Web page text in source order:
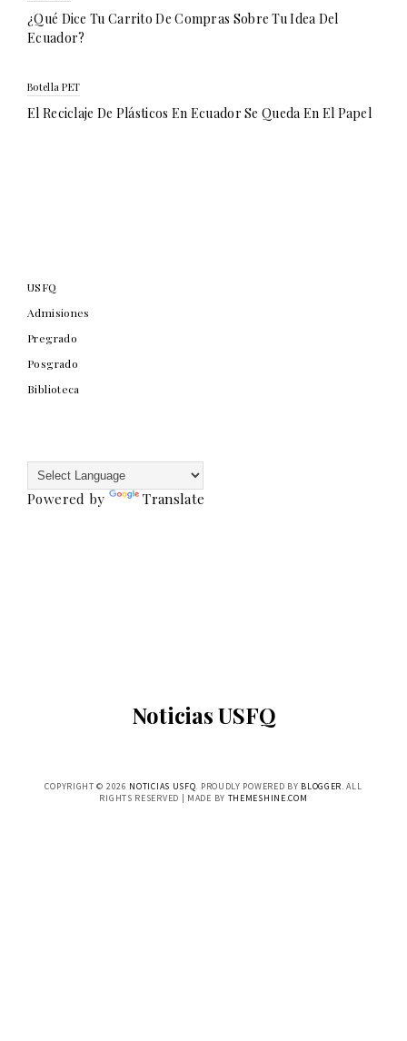
¿Qué Dice Tu Carrito De Compras Sobre Tu Idea Del
Ecuador?
Botella PET
El Reciclaje De Plásticos En Ecuador Se Queda En El Papel
USFQ
Admisiones
Pregrado
Posgrado
Biblioteca
Powered by Translate
Noticias USFQ
COPYRIGHT © 2026 NOTICIAS USFQ . PROUDLY POWERED BY BLOGGER . ALL
RIGHTS RESERVED | MADE BY THEMESHINE.COM